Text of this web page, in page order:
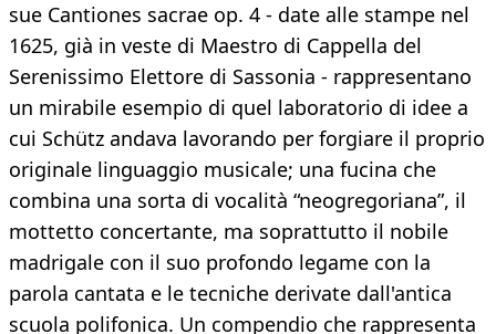
sue Cantiones sacrae op. 4 - date alle stampe nel
1625, già in veste di Maestro di Cappella del
Serenissimo Elettore di Sassonia - rappresentano
un mirabile esempio di quel laboratorio di idee a
cui Schütz andava lavorando per forgiare il proprio
originale linguaggio musicale; una fucina che
combina una sorta di vocalità “neogregoriana”, il
mottetto concertante, ma soprattutto il nobile
madrigale con il suo profondo legame con la
parola cantata e le tecniche derivate dall'antica
scuola polifonica. Un compendio che rappresenta